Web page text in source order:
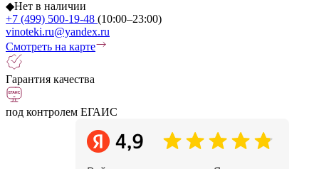
◆Нет в наличии
+7 (499) 500-19-48 (10:00–23:00)
vinoteki.ru@yandex.ru
Смотреть на карте
Гарантия качества
под контролем ЕГАИС